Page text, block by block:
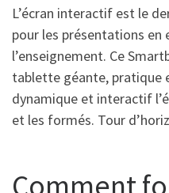
L’écran interactif est le
pour les présentations en
l’enseignement. Ce
tablette géante, pratique
dynamique et interactif
et les formés. Tour
Comment